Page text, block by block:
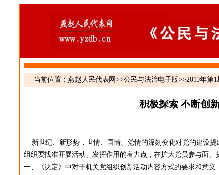
当前位置： 燕赵人民代表网 >>公民与法治电子版>>2010年第1
积极探索 不断创
新世纪、新形势，世情、国情、党情的深刻变化对党的建设
组织要找准开展活动、发挥作用的着力点，在扩大党员参与面
一、《决定》中对于机关党组织创新活动内容方式的要求和意义